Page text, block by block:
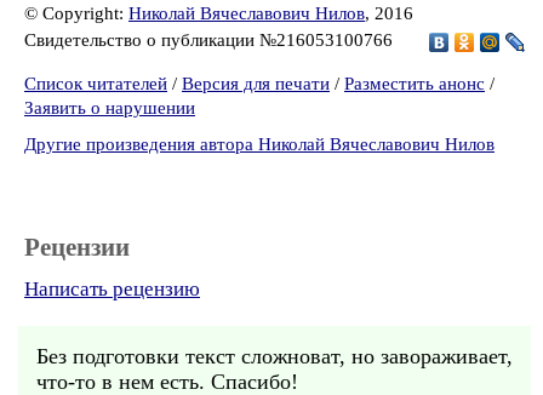
© Copyright: Николай Вячеславович Нилов, 2016
Свидетельство о публикации №216053100766
Список читателей / Версия для печати / Разместить анонс /
Заявить о нарушении
Другие произведения автора Николай Вячеславович Нилов
Рецензии
Написать рецензию
Без подготовки текст сложноват, но завораживает,
что-то в нем есть. Спасибо!